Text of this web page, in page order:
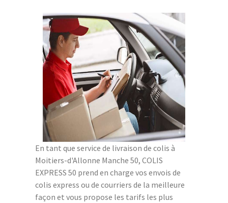
En tant que service de livraison de colis à
Moitiers-d'Allonne Manche 50, COLIS
EXPRESS 50 prend en charge vos envois de
colis express ou de courriers de la meilleure
façon et vous propose les tarifs les plus